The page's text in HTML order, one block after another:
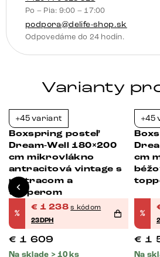
Po – Pia: 9:00 – 17:00
podpora@delife-shop.sk
Odpovedáme do 24 hodín.
Varianty
+45 variant
Boxspring posteľ
Dream-Well 180×200
cm mikrovlákno
antracitová vintage s
matracom a
topperom
%
€ 1 238 s kódom
23DPH
€ 1 609
Na sklade > 10 ks
+45
cm
%
€ 1
Na